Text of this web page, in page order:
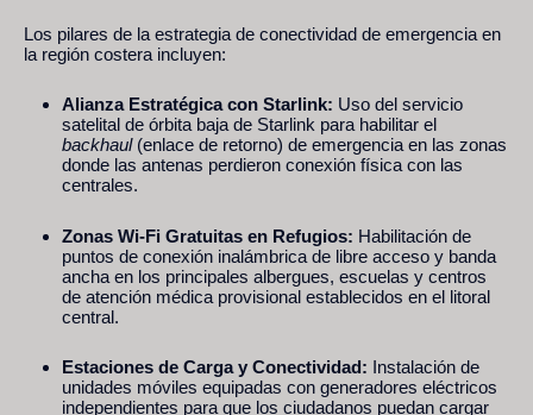
Los pilares de la estrategia de conectividad de emergencia en
la región costera incluyen:
Alianza Estratégica con Starlink: Uso del servicio
satelital de órbita baja de Starlink para habilitar el
backhaul(enlace de retorno) de emergencia en las zonas
donde las antenas perdieron conexión física con las
centrales.
Zonas Wi-Fi Gratuitas en Refugios: Habilitación de
puntos de conexión inalámbrica de libre acceso y banda
ancha en los principales albergues, escuelas y centros
de atención médica provisional establecidos en el litoral
central.
Estaciones de Carga y Conectividad: Instalación de
unidades móviles equipadas con generadores eléctricos
independientes para que los ciudadanos puedan cargar